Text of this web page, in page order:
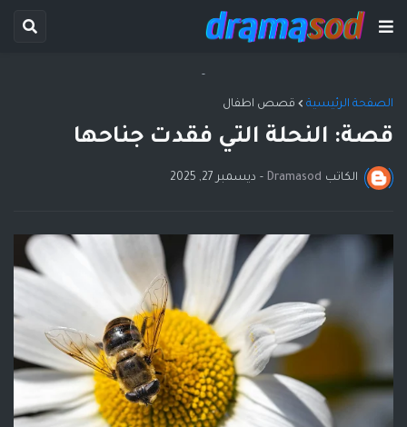
-
الصفحة الرئيسية قصص اطفال
قصة: النحلة التي فقدت جناحها
الكاتب Dramasod
- ديسمبر 27, 2025